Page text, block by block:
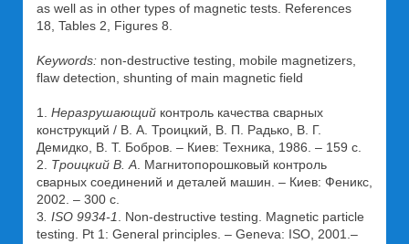
as well as in other types of magnetic tests. References
18, Tables 2, Figures 8.
Keywords: non-destructive testing, mobile magnetizers,
flaw detection, shunting of main magnetic field
1. Неразрушающий контроль качества сварных
конструкций / В. А. Троицкий, В. П. Радько, В. Г.
Демидко, В. Т. Бобров. – Киев: Техника, 1986. – 159 с.
2. Троицкий В. А . Магнитопорошковый контроль
сварных соединений и деталей машин. – Киев: Феникс,
2002. – 300 с.
3 . ISO 9934-1
. Non-destructive testing. Magnetic particle
testing. Pt 1: General principles. – Geneva: ISO, 2001.–